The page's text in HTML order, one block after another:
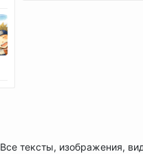
Все тексты, изображения,